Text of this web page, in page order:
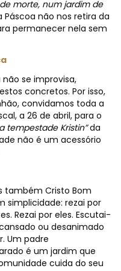
morte, num jardim de
Páscoa não nos retira da
permanecer nela sem
se improvisa,
concretos. Por isso,
convidamos toda a
a 26 de abril, para o
tempestade Kristin”da
não é um acessório
também Cristo Bom
simplicidade: rezai por
Rezai por eles. Escutai-
ou desanimado
Um padre
é um jardim que
cuida do seu